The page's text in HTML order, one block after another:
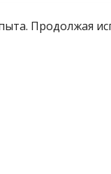
Все права защищены
Продолжая